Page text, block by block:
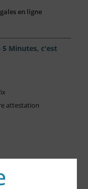
en ligne
5 Minutes, c'est
attestation